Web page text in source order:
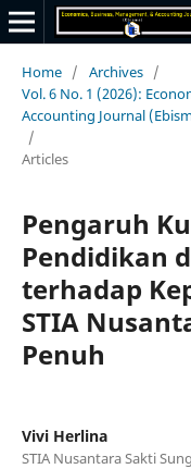
Home / Archives /
Vol. 6 No. 1 (2026):
Accounting Journal
/
Articles
Pengaruh
Pendidikan
terhadap
STIA
Penuh
Vivi Herlina
STIA Nusantara Sakti